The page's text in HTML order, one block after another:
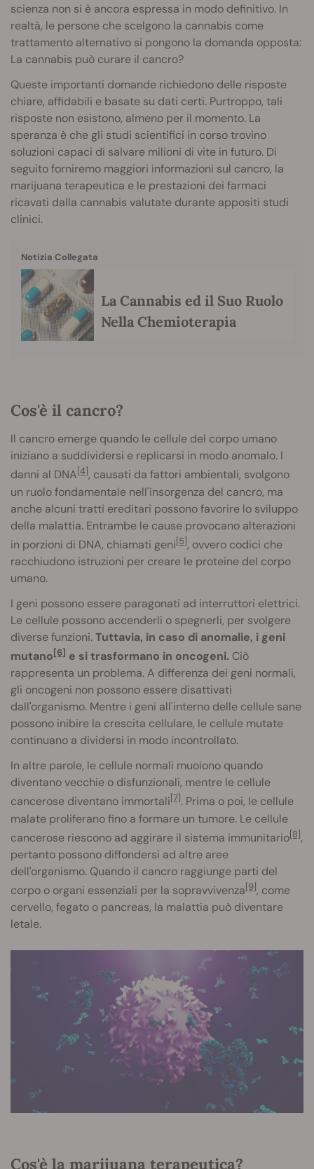
scienza non si è ancora espressa in modo definitivo. In
realtà, le persone che scelgono la cannabis come
trattamento alternativo si pongono la domanda opposta:
La cannabis può curare il cancro?
Queste importanti domande richiedono delle risposte
chiare, affidabili e basate su dati certi. Purtroppo, tali
risposte non esistono, almeno per il momento. La
speranza è che gli studi scientifici in corso trovino
soluzioni capaci di salvare milioni di vite in futuro. Di
seguito forniremo maggiori informazioni sul cancro, la
marijuana terapeutica e le prestazioni dei farmaci
ricavati dalla cannabis valutate durante appositi studi
clinici.
Notizia Collegata
La Cannabis ed il Suo Ruolo
Nella Chemioterapia
Cos'è il cancro?
Il cancro emerge quando le cellule del corpo umano
iniziano a suddividersi e replicarsi in modo anomalo. I
danni al DNA[4], causati da fattori ambientali, svolgono
un ruolo fondamentale nell'insorgenza del cancro, ma
anche alcuni tratti ereditari possono favorire lo sviluppo
della malattia. Entrambe le cause provocano alterazioni
in porzioni di DNA, chiamati geni[5], ovvero codici che
racchiudono istruzioni per creare le proteine del corpo
umano.
I geni possono essere paragonati ad interruttori elettrici.
Le cellule possono accenderli o spegnerli, per svolgere
diverse funzioni.Tuttavia, in caso di anomalie, i geni
mutano[6] e si trasformano in oncogeni. Ciò
rappresenta un problema. A differenza dei geni normali,
gli oncogeni non possono essere disattivati
dall'organismo. Mentre i geni all'interno delle cellule sane
possono inibire la crescita cellulare, le cellule mutate
continuano a dividersi in modo incontrollato.
In altre parole, le cellule normali muoiono quando
diventano vecchie o disfunzionali, mentre le cellule
cancerose diventano immortali[7]. Prima o poi, le cellule
malate proliferano fino a formare un tumore. Le cellule
cancerose riescono ad aggirare il sistema immunitario[8],
pertanto possono diffondersi ad altre aree
dell'organismo. Quando il cancro raggiunge parti del
corpo o organi essenziali per la sopravvivenza[9], come
cervello, fegato o pancreas, la malattia può diventare
letale.
Cos'è la marijuana terapeutica?